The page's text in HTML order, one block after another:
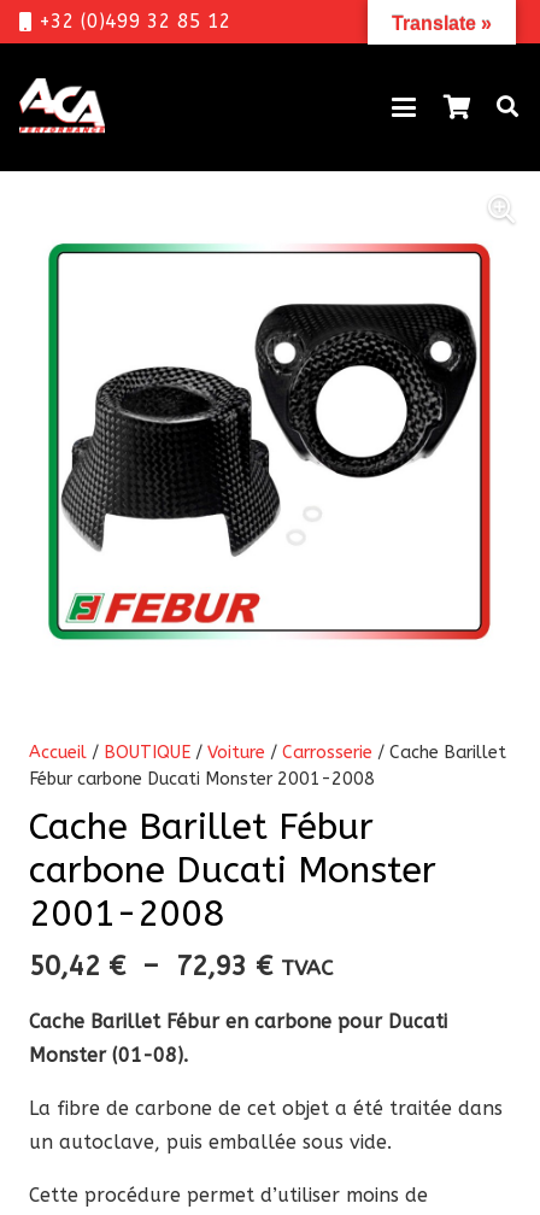
+32 (0)499 32 85 12
Accueil / BOUTIQUE / Voiture / Carrosserie / Cache Barillet
Fébur carbone Ducati Monster 2001-2008
Cache Barillet Fébur
carbone Ducati Monster
2001-2008
50,42 € – 72,93 €Plage
prix :
à
72,93 €
TVAC
Cache Barillet Fébur en carbone pour Ducati
Monster (01-08).
La fibre de carbone de cet objet a été traitée dans
un autoclave, puis emballée sous vide.
Cette procédure permet d’utiliser moins de
Translate »